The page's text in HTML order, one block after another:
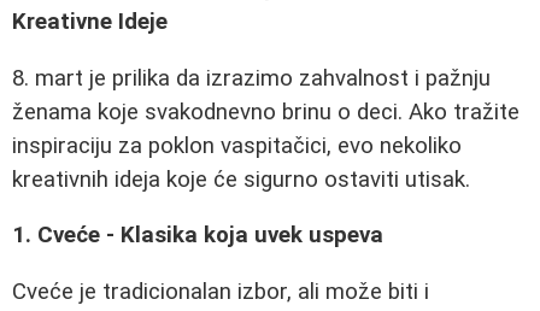
Kreativne Ideje
8. mart je prilika da izrazimo zahvalnost i pažnju
ženama koje svakodnevno brinu o deci. Ako tražite
inspiraciju za poklon vaspitačici, evo nekoliko
kreativnih ideja koje će sigurno ostaviti utisak.
1. Cveće - Klasika koja uvek uspeva
Cveće je tradicionalan izbor, ali može biti i